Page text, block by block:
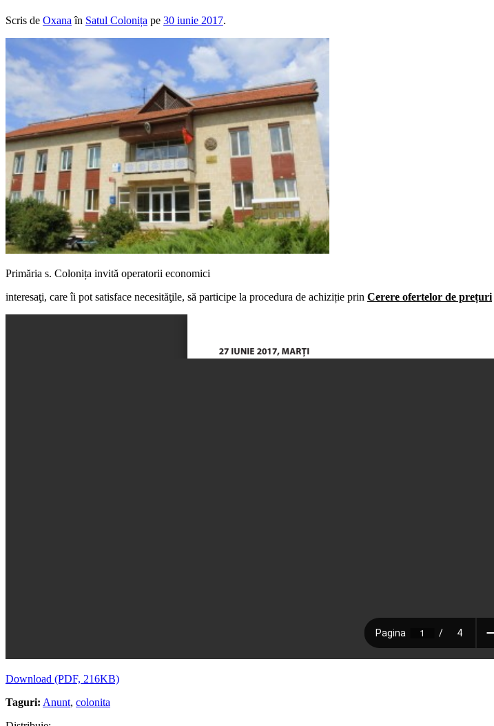
Scris de Oxana în Satul Colonița pe 30 iunie 2017.
Primăria s. Colonița invită operatorii economici
interesaţi, care îi pot satisface necesităţile, să participe la procedura de achiziție prin Cerere ofertelor de prețuri
Download (PDF, 216KB)
Taguri: Anunt, colonita